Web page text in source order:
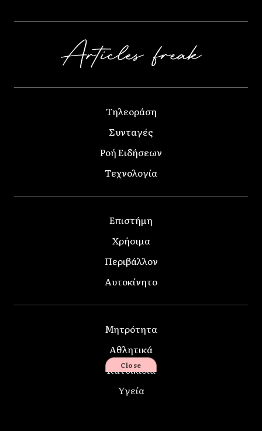
Τηλεοράση
Συνταγές
Ροή Ειδήσεων
Τεχνολογία
Επιστήμη
Χρήσιμα
Περιβάλλον
Αυτοκίνητο
Μητρότητα
Αθλητικά
Κατοικίδια
Υγεία
Close